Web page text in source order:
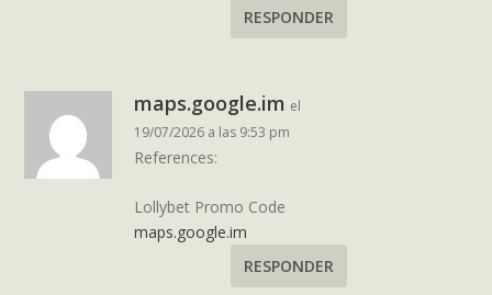
RESPONDER
maps.google.im el
19/07/2026 a las 9:53 pm
References:
Lollybet Promo Code
maps.google.im
RESPONDER